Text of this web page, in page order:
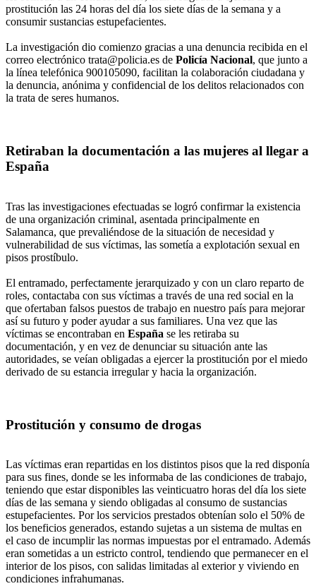
prostitución las 24 horas del día los siete días de la semana y a
consumir sustancias estupefacientes.
La investigación dio comienzo gracias a una denuncia recibida en el
correo electrónico trata@policia.es de Policía Nacional, que junto a
la línea telefónica 900105090, facilitan la colaboración ciudadana y
la denuncia, anónima y confidencial de los delitos relacionados con
la trata de seres humanos.
Retiraban la documentación a las mujeres al llegar a
España
Tras las investigaciones efectuadas se logró confirmar la existencia
de una organización criminal, asentada principalmente en
Salamanca, que prevaliéndose de la situación de necesidad y
vulnerabilidad de sus víctimas, las sometía a explotación sexual en
pisos prostíbulo.
El entramado, perfectamente jerarquizado y con un claro reparto de
roles, contactaba con sus víctimas a través de una red social en la
que ofertaban falsos puestos de trabajo en nuestro país para mejorar
así su futuro y poder ayudar a sus familiares. Una vez que las
víctimas se encontraban en España se les retiraba su
documentación, y en vez de denunciar su situación ante las
autoridades, se veían obligadas a ejercer la prostitución por el miedo
derivado de su estancia irregular y hacia la organización.
Prostitución y consumo de drogas
Las víctimas eran repartidas en los distintos pisos que la red disponía
para sus fines, donde se les informaba de las condiciones de trabajo,
teniendo que estar disponibles las veinticuatro horas del día los siete
días de las semana y siendo obligadas al consumo de sustancias
estupefacientes. Por los servicios prestados obtenían solo el 50% de
los beneficios generados, estando sujetas a un sistema de multas en
el caso de incumplir las normas impuestas por el entramado. Además
eran sometidas a un estricto control, tendiendo que permanecer en el
interior de los pisos, con salidas limitadas al exterior y viviendo en
condiciones infrahumanas.